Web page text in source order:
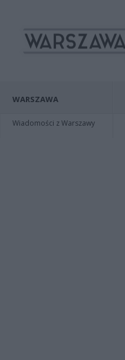
WARSZAWA
Wiadomości z Warszawy